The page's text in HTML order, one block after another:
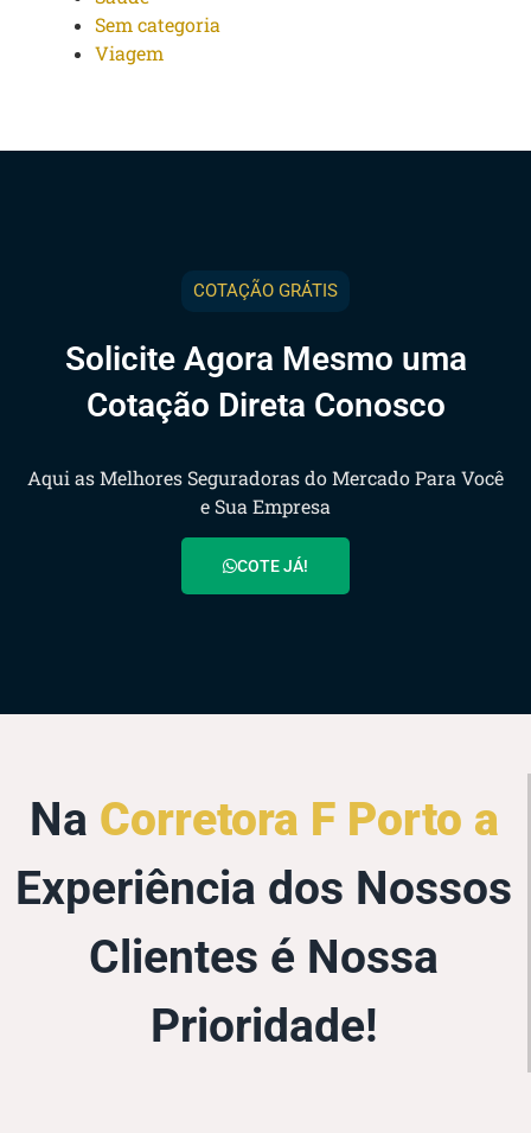
Sem categoria
Viagem
COTAÇÃO GRÁTIS
Solicite Agora Mesmo uma
Cotação Direta Conosco
Aqui as Melhores Seguradoras do Mercado Para Você
e Sua Empresa
COTE JÁ!
Na Corretora F Porto a
Experiência dos Nossos
Clientes é Nossa
Prioridade!